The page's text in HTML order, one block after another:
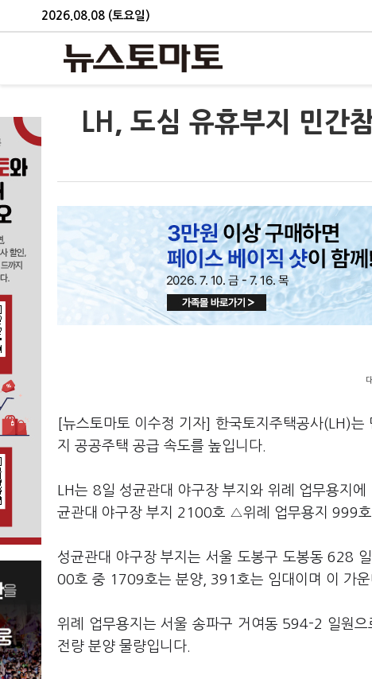
2026.08.08 (토요일)
LH, 도심 유휴부지 민간
[뉴스토마토 이수정 기자] 한국토지주택공사(LH)
지 공공주택 공급 속도를 높입니다.
LH는 8일 성균관대 야구장 부지와 위례 업무용지
균관대 야구장 부지 2100호 △위례 업무용지 999
성균관대 야구장 부지는 서울 도봉구 도봉동 628
00호 중 1709호는 분양, 391호는 임대이며 이 가
위례 업무용지는 서울 송파구 거여동 594-2 일원
전량 분양 물량입니다.